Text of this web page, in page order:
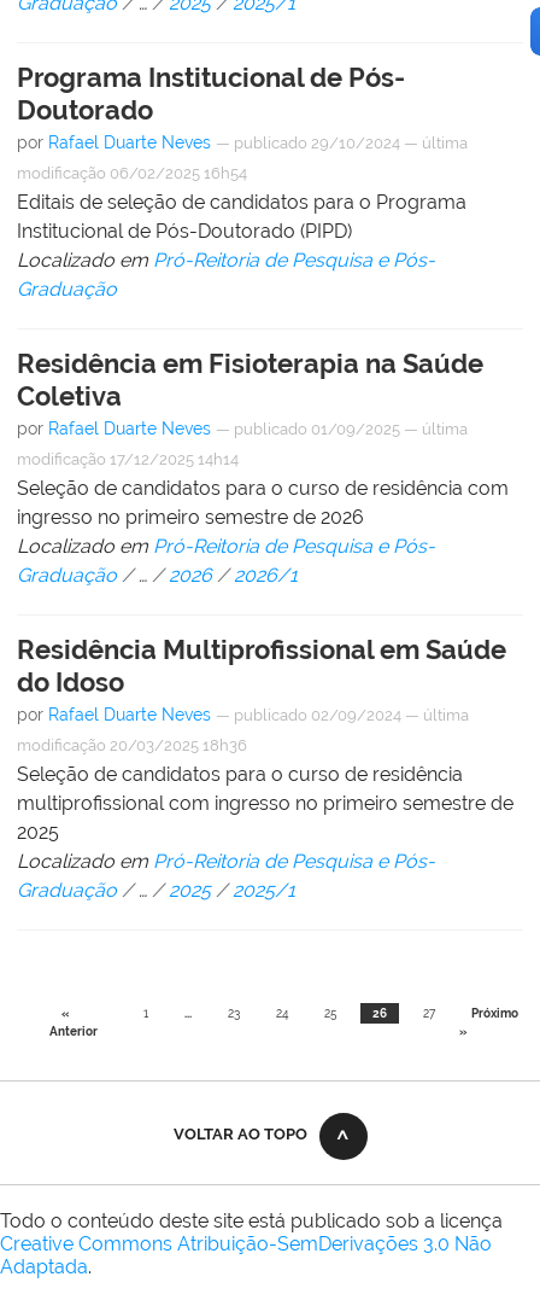
Programa Institucional de Pós-
Doutorado
por Rafael Duarte Neves — publicado 29/10/2024 — última
modificação 06/02/2025 16h54
Editais de seleção de candidatos para o Programa
Institucional de Pós-Doutorado (PIPD)
Localizado em Pró-Reitoria de Pesquisa e Pós-
Graduação
Residência em Fisioterapia na Saúde
Coletiva
por Rafael Duarte Neves — publicado 01/09/2025 — última
modificação 17/12/2025 14h14
Seleção de candidatos para o curso de residência com
ingresso no primeiro semestre de 2026
Localizado em Pró-Reitoria de Pesquisa e Pós-
Graduação /… /2026 /2026/1
Residência Multiprofissional em Saúde
do Idoso
por Rafael Duarte Neves — publicado 02/09/2024 — última
modificação 20/03/2025 18h36
Seleção de candidatos para o curso de residência
multiprofissional com ingresso no primeiro semestre de
2025
Localizado em Pró-Reitoria de Pesquisa e Pós-
Graduação /… /2025 /2025/1
«
Anterior
1 ... 23 24 25 26 27
Próximo
»
VOLTAR AO TOPO
Todo o conteúdo deste site está publicado sob a licença
Creative Commons Atribuição-SemDerivações 3.0 Não
Adaptada.